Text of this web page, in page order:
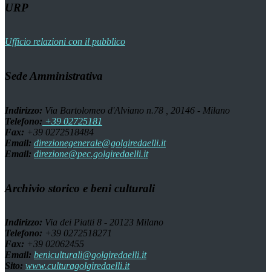
URP
Ufficio relazioni con il pubblico
Sede Amministrativa
Indirizzo: Via Bartolomeo d'Alviano n.78 , 20146 - Milano
Telefono: +39 02725181
Fax: +39 0272518484
Email: direzionegenerale@golgiredaelli.it
Email: direzione@pec.golgiredaelli.it
Archivio storico e beni culturali
Indirizzo: Via dei Piatti 8 - 20123 Milano
Telefono: +39 0272518271
Fax: +39 02062455
Email: beniculturali@golgiredaelli.it
Sito: www.culturagolgiredaelli.it